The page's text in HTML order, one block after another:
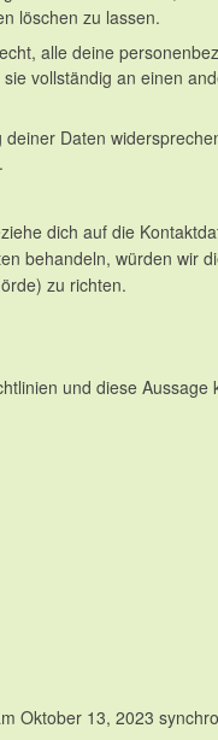
löschen zu lassen.
alle deine
vollständig an einen
Daten
dich auf die
behandeln, würden wir
zu richten.
und diese
Oktober 13, 2023